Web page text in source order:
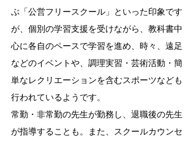
ぶ「公営フリースクール」といった印象です
が、個別の学習支援を受けながら、教科書中
心に各自のペースで学習を進め、時々、遠足
などのイベントや、調理実習・芸術活動・簡
単なレクリエーションを含むスポーツなども
行われているようです。
常勤・非常勤の先生が勤務し、退職後の先生
が指導することも。また、スクールカウンセ